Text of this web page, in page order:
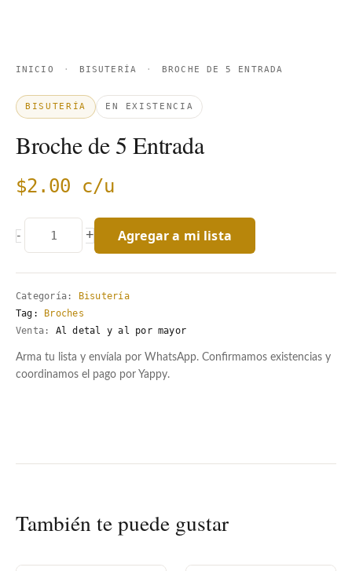
INICIO · BISUTERÍA · BROCHE DE 5 ENTRADA
BISUTERÍA EN EXISTENCIA
Broche de 5 Entrada
$2.00 c/u
- + Agregar a mi lista
Categoría: Bisutería
Tag: Broches
Venta:
Al detal y al por mayor
Arma tu lista y envíala por WhatsApp. Confirmamos existencias y
coordinamos el pago por Yappy.
También te puede gustar